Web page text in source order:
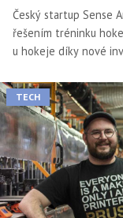
Český startup Sense
řešením tréninku
u hokeje díky nové
TECH